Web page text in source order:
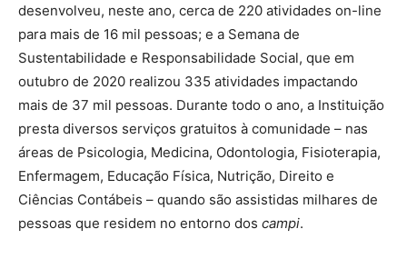
desenvolveu, neste ano, cerca de 220 atividades on-line
para mais de 16 mil pessoas; e a Semana de
Sustentabilidade e Responsabilidade Social, que em
outubro de 2020 realizou 335 atividades impactando
mais de 37 mil pessoas. Durante todo o ano, a Instituição
presta diversos serviços gratuitos à comunidade – nas
áreas de Psicologia, Medicina, Odontologia, Fisioterapia,
Enfermagem, Educação Física, Nutrição, Direito e
Ciências Contábeis – quando são assistidas milhares de
pessoas que residem no entorno dos campi.